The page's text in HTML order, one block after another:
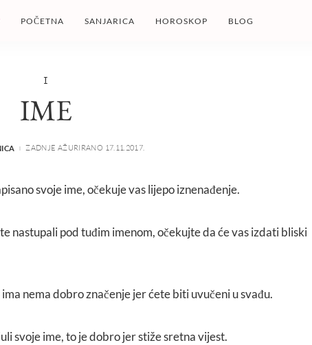
POČETNA SANJARICA HOROSKOP BLOG
I
IME
ZADNJE AŽURIRANO 17.11.2017.
svoje ime, očekuje vas lijepo iznenađenje.
nastupali pod tuđim imenom, očekujte da će vas izdati bliski
nema dobro značenje jer ćete biti uvučeni u svađu.
svoje ime, to je dobro jer stiže sretna vijest.